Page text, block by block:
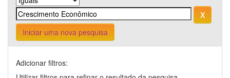
Iniciar uma nova pesquisa
Adicionar filtros: